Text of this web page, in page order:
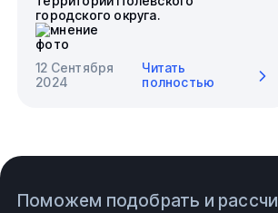
городского округа.
12 Сентября
2024
Читать
полностью
Поможем подобрать и